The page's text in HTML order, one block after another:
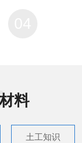
料
土工知识